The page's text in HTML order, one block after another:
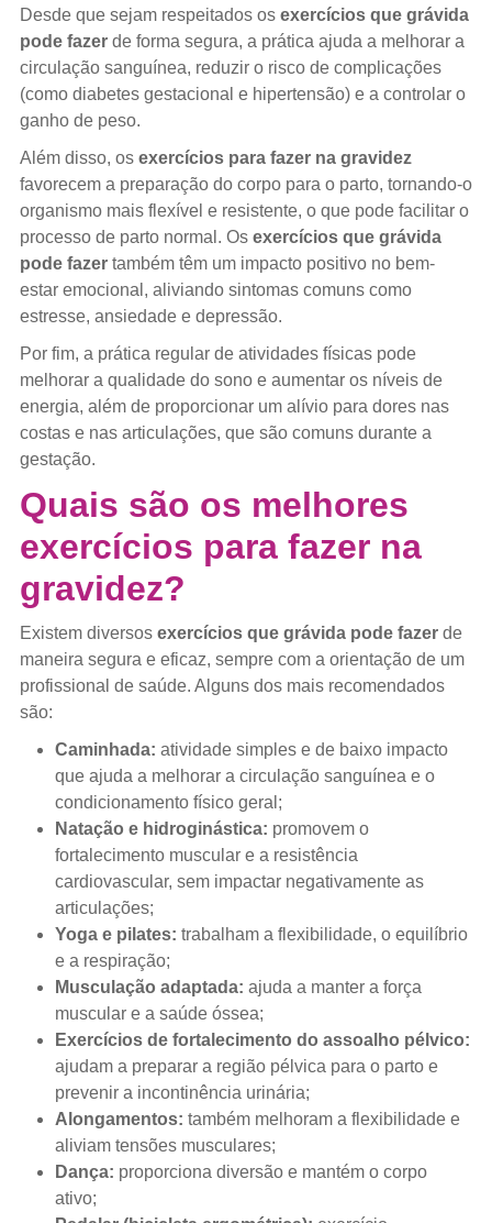
Desde que sejam respeitados os exercícios que grávida
pode fazerde forma segura, a prática ajuda a melhorar a
circulação sanguínea, reduzir o risco de complicações
(como diabetes gestacional e hipertensão) e a controlar o
ganho de peso.
Além disso, os exercícios para fazer na gravidez
favorecem a preparação do corpo para o parto, tornando-o
organismo mais flexível e resistente, o que pode facilitar o
processo de parto normal. Os exercícios que grávida
pode fazer também têm um impacto positivo no bem-
estar emocional, aliviando sintomas comuns como
estresse, ansiedade e depressão.
Por fim, a prática regular de atividades físicas pode
melhorar a qualidade do sono e aumentar os níveis de
energia, além de proporcionar um alívio para dores nas
costas e nas articulações, que são comuns durante a
gestação.
Quais são os melhores
exercícios para fazer na
gravidez?
Existem diversos exercícios que grávida pode fazerde
maneira segura e eficaz, sempre com a orientação de um
profissional de saúde. Alguns dos mais recomendados
são:
Caminhada: atividade simples e de baixo impacto
que ajuda a melhorar a circulação sanguínea e o
condicionamento físico geral;
Natação e hidroginástica: promovem o
fortalecimento muscular e a resistência
cardiovascular, sem impactar negativamente as
articulações;
Yoga e pilates: trabalham a flexibilidade, o equilíbrio
e a respiração;
Musculação adaptada: ajuda a manter a força
muscular e a saúde óssea;
Exercícios de fortalecimento do assoalho pélvico:
ajudam a preparar a região pélvica para o parto e
prevenir a incontinência urinária;
Alongamentos: também melhoram a flexibilidade e
aliviam tensões musculares;
Dança: proporciona diversão e mantém o corpo
ativo;